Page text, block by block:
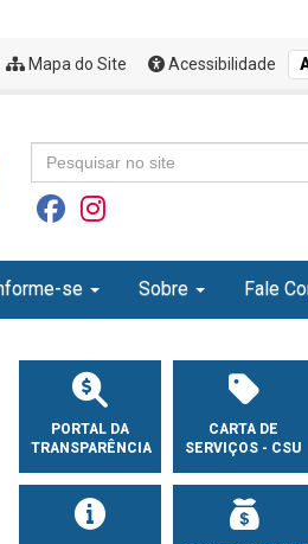
Mapa do Site Acessibilidade
se Sobre Fale
PORTAL DA
TRANSPARÊNCIA
CARTA DE
SERVIÇOS - CSU